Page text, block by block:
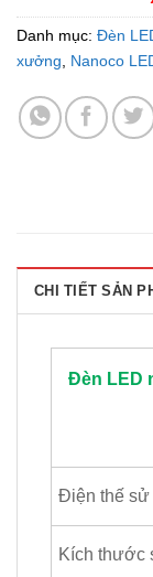
Danh mục: Đèn
xưởng, Nanoco
CHI TIẾT SẢN
Đèn LED
Điện thế sử
Kích thước